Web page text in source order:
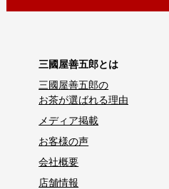
三國屋善五郎とは
三國屋善五郎の
お茶が選ばれる理由
メディア掲載
お客様の声
会社概要
店舗情報